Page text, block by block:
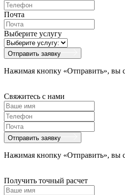
Почта
Выберите услугу
Отправить заявку
Нажимая кнопку «Отправить», вы
Свяжитесь с нами
Отправить заявку
Нажимая кнопку «Отправить», вы
Получить точный расчет